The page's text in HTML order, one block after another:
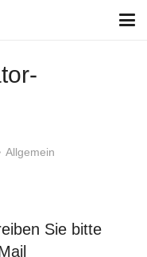
Allgemein
Sie bitte